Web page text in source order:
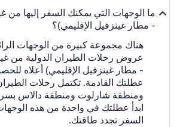
- مطار غينزفيل الإقليمي)؟
هناك مجموعة كبيرة من الوجهات
- مطار غينزفيل الإقليمي) أعلاه
عطلتك القادمة. تكتمل رحلات
ومنطقة شارلوت ومنطقة دالاس
ابدأ عطلتك في واحدة من هذه
السفر تجدد طاقتك.